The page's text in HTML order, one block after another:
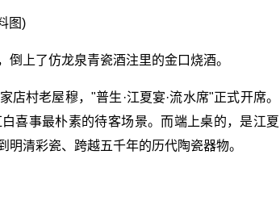
图)
上了仿龙泉青瓷酒注里的金口烧酒。
村老屋穆，"普生·江夏宴·流水席"正式开席。
喜事最朴素的待客场景。而端上桌的，是江夏
清彩瓷、跨越五千年的历代陶瓷器物。